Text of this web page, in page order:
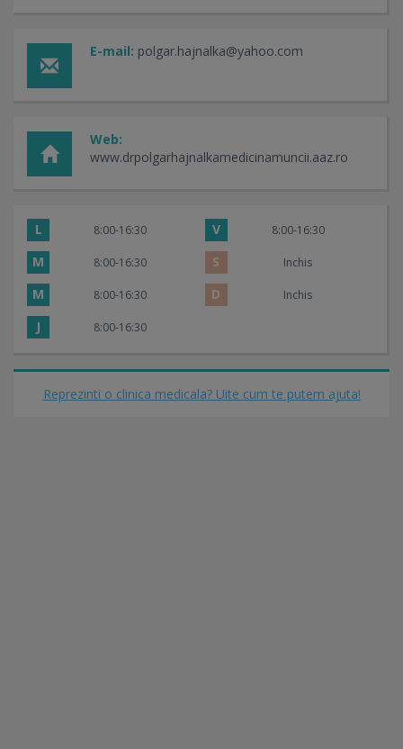
E-mail: polgar.hajnalka@yahoo.com
Web:
www.drpolgarhajnalkamedicinamuncii.aaz.ro
L 8:00-16:30 V 8:00-16:30
M 8:00-16:30 S Inchis
M 8:00-16:30 D Inchis
J 8:00-16:30
Reprezinti o clinica medicala? Uite cum te putem ajuta!